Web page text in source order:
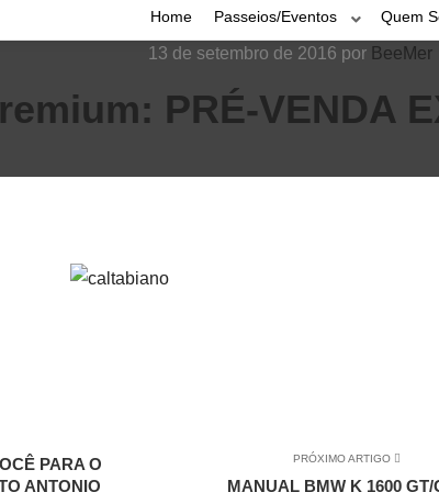
Home Passeios/Eventos Quem
13 de setembro de 2016 por BeeMer
PRÉ-VENDA
PARA O
ANTONIO
PRÓXIMO ARTIGO
MANUAL BMW K 1600 GT/